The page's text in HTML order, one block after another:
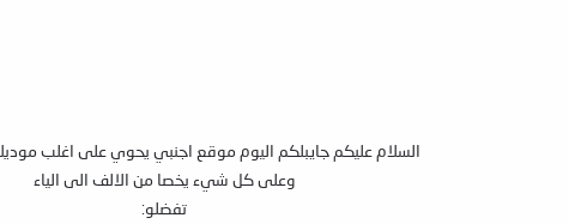
السلام عليكم جايبلكم اليوم موقع اجنبي يحوي على اغلب
وعلى كل شيء يخصا من الالف الى الياء
تفضلو: